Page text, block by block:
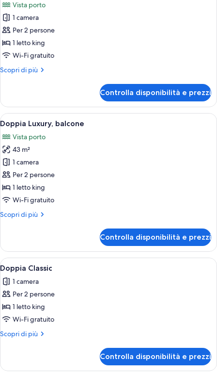
2
letti
singoli
foto
per
Camera
Signature
con
letto
matrimoniale
2
letti
singoli,
balcone
Vista porto
1 camera
Per 2 persone
1 letto king
Wi-Fi gratuito
Scopri di più
Altri
Signature
con
letto
matrimoniale
o
2
letti
singoli,
balcone
Controlla disponibilità e prezzi
Apri
tutte
le
foto
per
Doppia
Luxury,
balcone
Un'ampia zona giorno con divano,
2
Doppia Luxury, balcone
Vista porto
43 m²
1 camera
Per 2 persone
1 letto king
Wi-Fi gratuito
Scopri di più
Altri
Luxury,
balcone
Controlla disponibilità e prezzi
Apri
tutte
le
foto
per
Doppia
Classic
Camera d'albergo con un letto
2
Doppia Classic
1 camera
Per 2 persone
1 letto king
Wi-Fi gratuito
Scopri di più
Altri
Classic
Controlla disponibilità e prezzi